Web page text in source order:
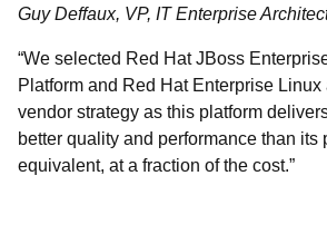
Guy Deffaux, VP, IT Enterprise
“We selected Red Hat JBoss
Platform and Red Hat Enterprise Linux
vendor strategy as this platform
better quality and performance than its
equivalent, at a fraction of the cost.”